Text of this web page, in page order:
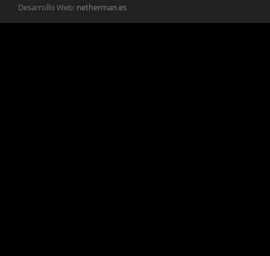
Desarrollo Web: netherman.es